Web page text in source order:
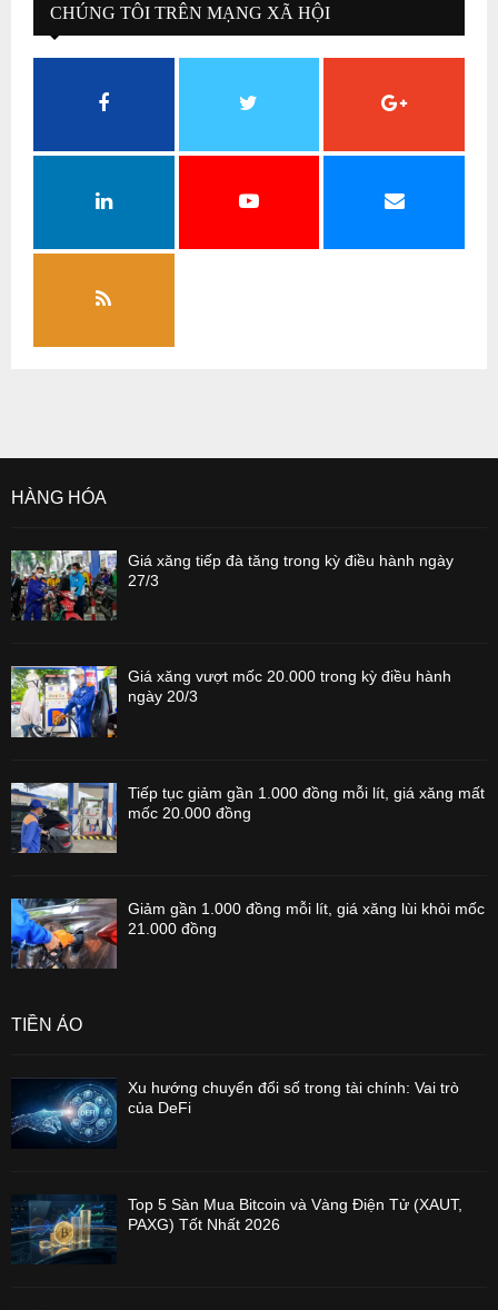
CHÚNG TÔI TRÊN MẠNG XÃ HỘI
HÀNG HÓA
Giá xăng tiếp đà tăng trong kỳ điều hành ngày
27/3
Giá xăng vượt mốc 20.000 trong kỳ điều hành
ngày 20/3
Tiếp tục giảm gần 1.000 đồng mỗi lít, giá xăng mất
mốc 20.000 đồng
Giảm gần 1.000 đồng mỗi lít, giá xăng lùi khỏi mốc
21.000 đồng
TIỀN ẢO
Xu hướng chuyển đổi số trong tài chính: Vai trò
của DeFi
Top 5 Sàn Mua Bitcoin và Vàng Điện Tử (XAUT,
PAXG) Tốt Nhất 2026